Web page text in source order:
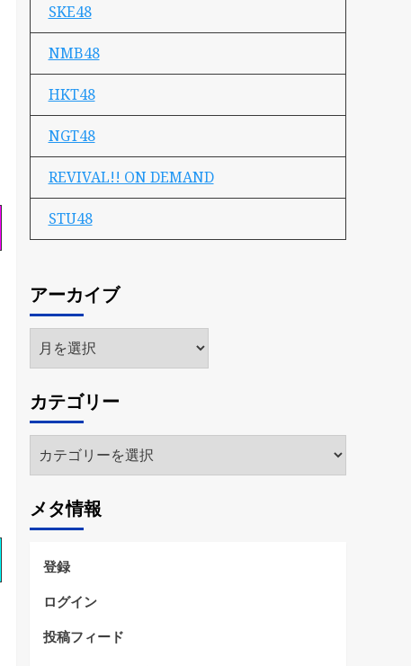
SKE48
NMB48
HKT48
NGT48
REVIVAL!! ON DEMAND
STU48
アーカイブ
ア
ー
イ
ブ
カテゴリー
テ
リ
ー
メタ情報
登録
ログイン
投稿フィード